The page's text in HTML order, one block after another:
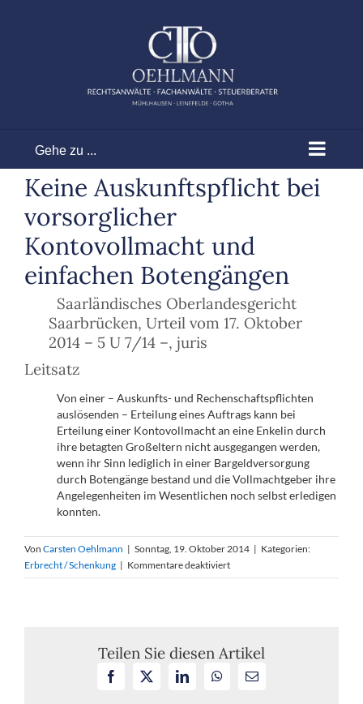
Gehe zu ...
Keine Auskunftspflicht bei
vorsorglicher
Kontovollmacht und
einfachen Botengängen
Saarländisches Oberlandesgericht
Saarbrücken, Urteil vom 17. Oktober
2014 – 5 U 7/14 –, juris
Leitsatz
Von einer – Auskunfts- und Rechenschaftspflichten
auslösenden – Erteilung eines Auftrags kann bei
Erteilung einer Kontovollmacht an eine Enkelin durch
ihre betagten Großeltern nicht ausgegangen werden,
wenn ihr Sinn lediglich in einer Bargeldversorgung
durch Botengänge bestand und die Vollmachtgeber ihre
Angelegenheiten im Wesentlichen noch selbst erledigen
konnten.
Von Carsten Oehlmann | Sonntag, 19. Oktober 2014 | Kategorien:
Erbrecht / Schenkung | Kommentare deaktiviertfür
Keine
Kontovollmacht
und
einfachen
Teilen Sie diesen Artikel
Facebook LinkedInWhatsApp
E-